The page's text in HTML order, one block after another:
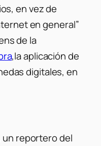
en vez de
en general”
de la
,la aplicación de
digitales, en
un reportero del